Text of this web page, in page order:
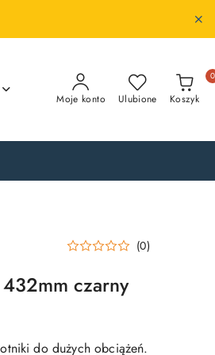
Moje konto Ulubione Koszyk
0
(0)
czarny
do dużych obciążeń.